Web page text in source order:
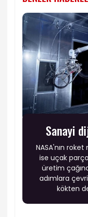
Sanayi
NASA'nın roket
ise uçak
üretim
adımlara
kökten